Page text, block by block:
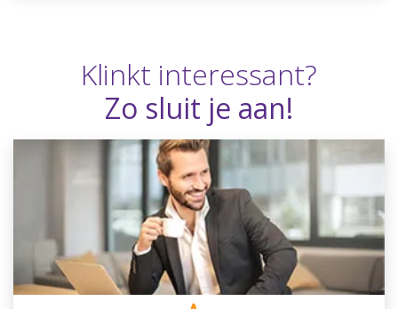
Klinkt interessant?
Zo sluit je aan!